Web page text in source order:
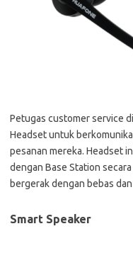
Petugas customer service
Headset untuk
pesanan mereka. Headset
dengan Base Station
bergerak dengan bebas
Smart Speaker